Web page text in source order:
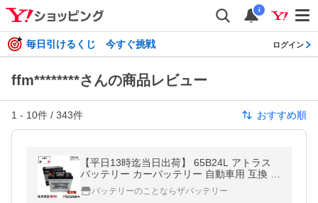
i
毎日引けるくじ 今すぐ挑戦 ログイン
ffm********さんの商品レビュー
1 - 10件 / 343件 おすすめ順
【平日13時迄当日出荷】 65B24L アトラス
バッテリー カーバッテリー 自動車用 互換 4
6B24L 50B24L 55B24L 60B24L 充電制御車
対応 ウィッシュ ヴォクシー リーフ
バッテリーのことならザバッテリー